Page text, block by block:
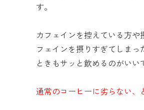
す。
カフェインを控えている方
フェインを摂りすぎてしま
ときもサッと飲めるのがいい
通常のコーヒーに劣らない